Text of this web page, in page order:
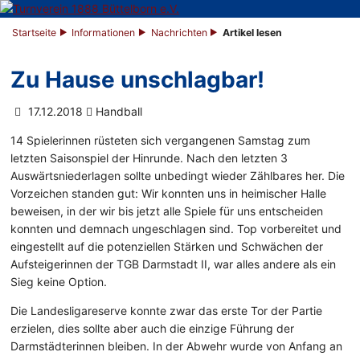
Startseite Informationen Nachrichten Artikel lesen
Zu Hause unschlagbar!
17.12.2018 Handball
14 Spielerinnen rüsteten sich vergangenen Samstag zum
letzten Saisonspiel der Hinrunde. Nach den letzten 3
Auswärtsniederlagen sollte unbedingt wieder Zählbares her. Die
Vorzeichen standen gut: Wir konnten uns in heimischer Halle
beweisen, in der wir bis jetzt alle Spiele für uns entscheiden
konnten und demnach ungeschlagen sind. Top vorbereitet und
eingestellt auf die potenziellen Stärken und Schwächen der
Aufsteigerinnen der TGB Darmstadt II, war alles andere als ein
Sieg keine Option.
Die Landesligareserve konnte zwar das erste Tor der Partie
erzielen, dies sollte aber auch die einzige Führung der
Darmstädterinnen bleiben. In der Abwehr wurde von Anfang an